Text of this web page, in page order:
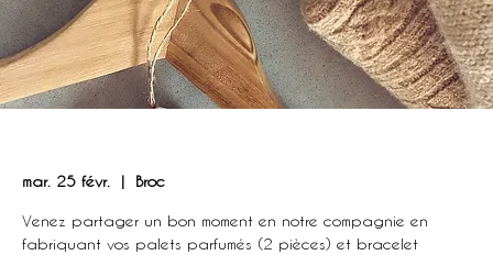
mar. 25 févr.
  |
Broc
Venez partager un bon moment en notre compagnie en
fabriquant vos palets parfumés (2 pièces) et bracelet